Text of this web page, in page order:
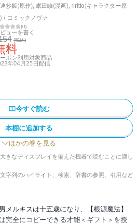
炒飯(原作), 眠田瞼(漫画), riritto(キャラクター原
/ コミックノヴァ
(0)
ューを書く
(税込)
料
ポン利用対象商品
年04月25日 配信
今すぐ読む
本棚に追加する
ほかの巻を見る
きなディスプレイを備えた機器で読むことに適し
字列のハイライト、検索、辞書の参照、引用など
メルキスは十五歳になり、【根源魔法】
完全にコピーできる才能＜ギフト＞を授